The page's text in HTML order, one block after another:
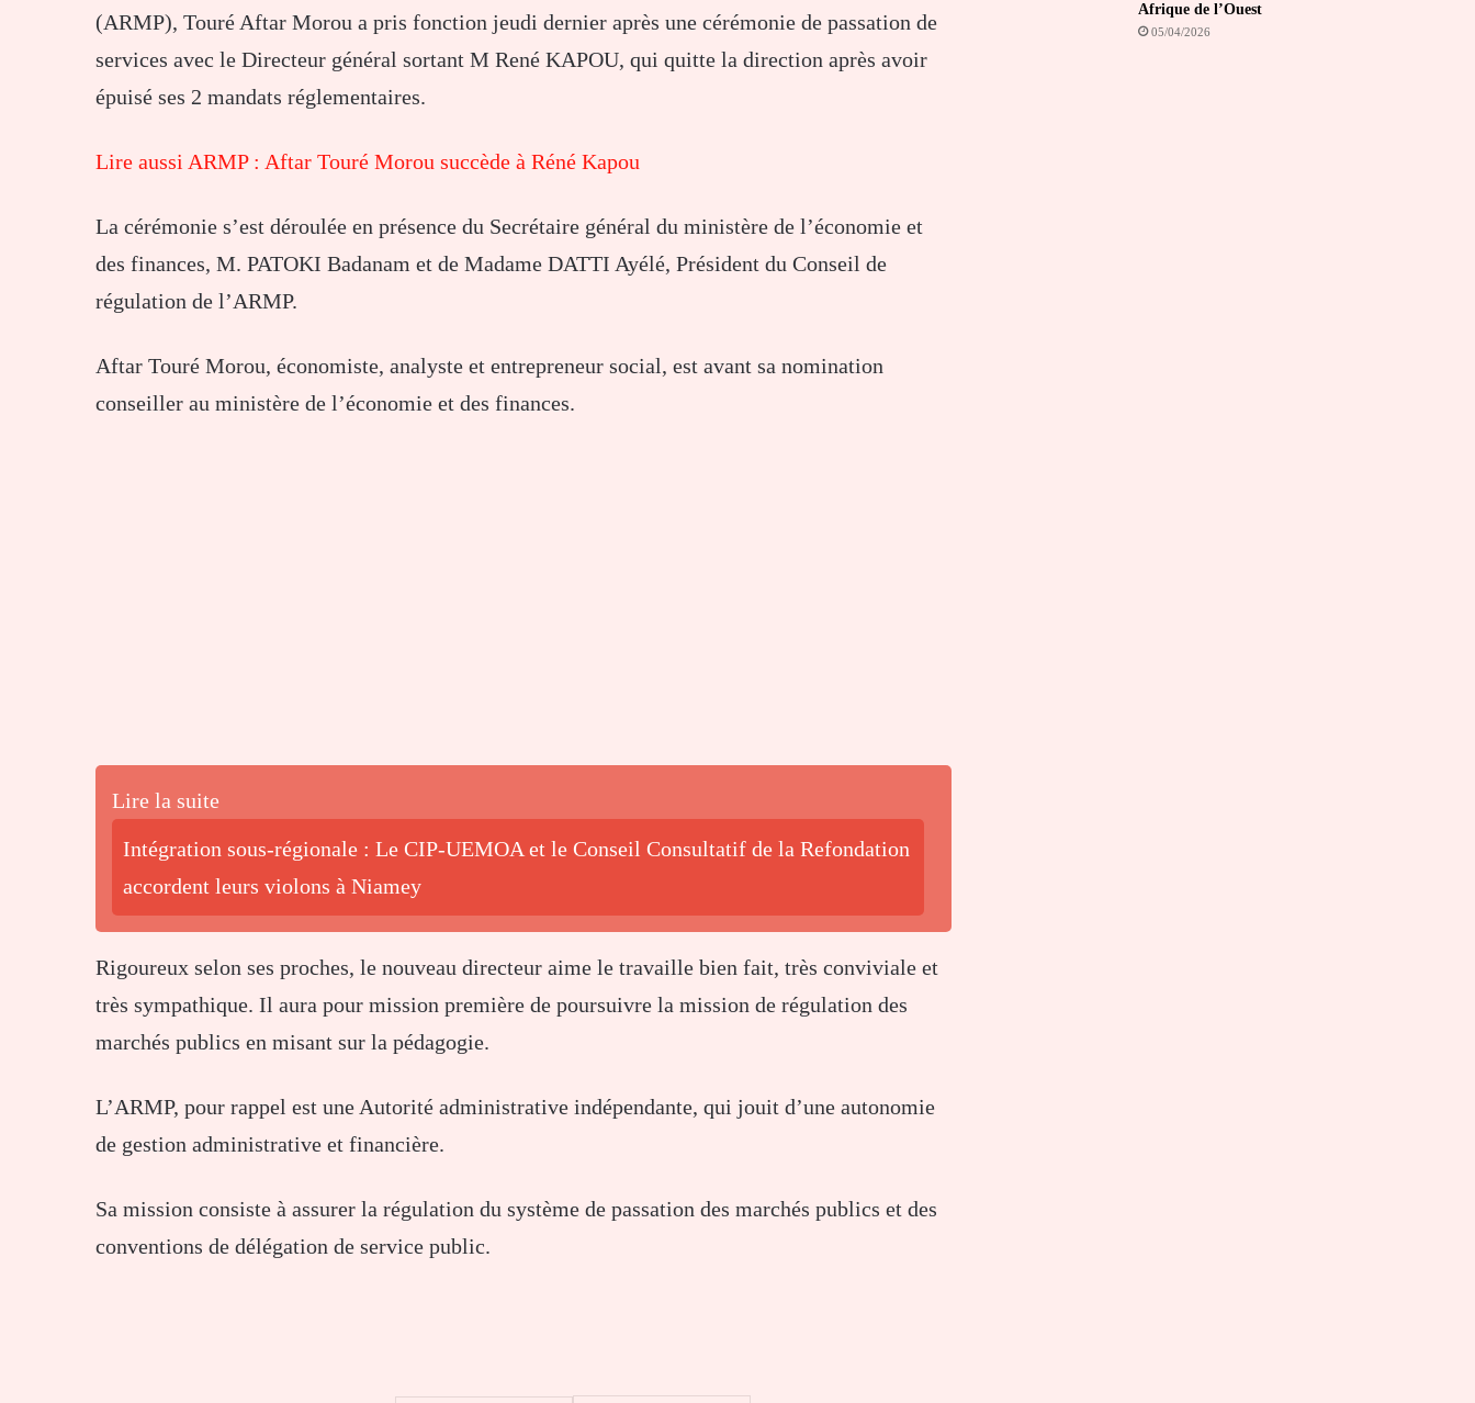
(ARMP), Touré Aftar Morou a pris fonction jeudi dernier après une cérémonie de passation de
services avec le Directeur général sortant M René KAPOU, qui quitte la direction après avoir
épuisé ses 2 mandats réglementaires.
Lire aussi ARMP : Aftar Touré Morou succède à Réné Kapou
La cérémonie s’est déroulée en présence du Secrétaire général du ministère de l’économie et
des finances, M. PATOKI Badanam et de Madame DATTI Ayélé, Président du Conseil de
régulation de l’ARMP.
Aftar Touré Morou, économiste, analyste et entrepreneur social, est avant sa nomination
conseiller au ministère de l’économie et des finances.
Lire la suite
Intégration sous-régionale : Le CIP-UEMOA et le Conseil Consultatif de la Refondation
accordent leurs violons à Niamey
Rigoureux selon ses proches, le nouveau directeur aime le travaille bien fait, très conviviale et
très sympathique. Il aura pour mission première de poursuivre la mission de régulation des
marchés publics en misant sur la pédagogie.
L’ARMP, pour rappel est une Autorité administrative indépendante, qui jouit d’une autonomie
de gestion administrative et financière.
Sa mission consiste à assurer la régulation du système de passation des marchés publics et des
conventions de délégation de service public.
Afrique de l’Ouest
05/04/2026